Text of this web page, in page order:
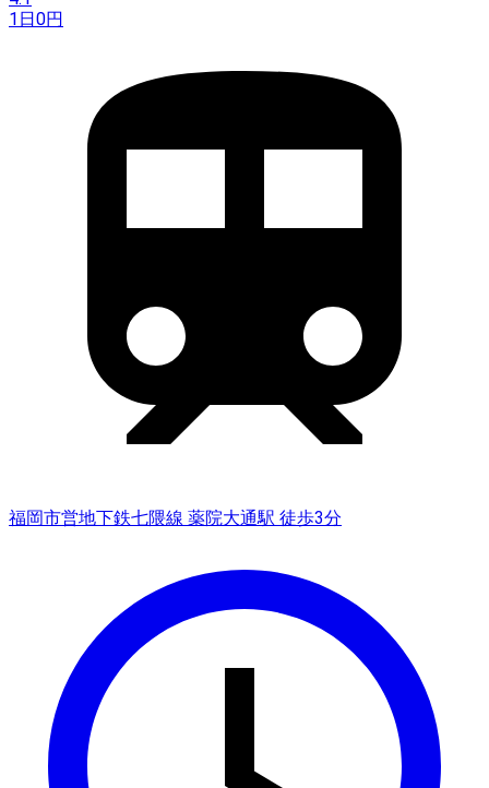
1日0円
福岡市営地下鉄七隈線 薬院大通駅 徒歩3分